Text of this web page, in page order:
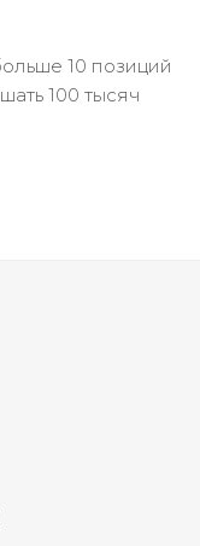
10 позиций
100 тысяч